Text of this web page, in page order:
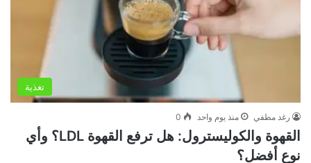
تغذية
رغد مطفي منذ يوم واحد 0
القهوة والكوليسترول: هل ترفع القهوة LDL؟ وأي
نوع أفضل؟